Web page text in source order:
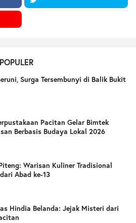
Surga Tersembunyi di Balik Bukit
Pacitan Gelar Bimtek
Berbasis Budaya Lokal 2026
Warisan Kuliner Tradisional
Abad ke-13
Hindia Belanda: Jejak Misteri dari